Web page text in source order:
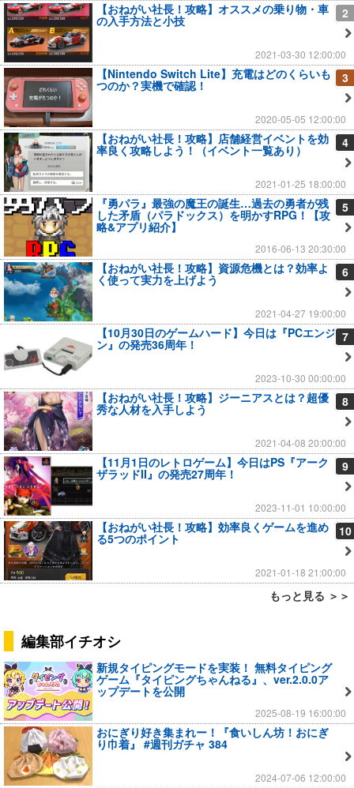
2
【おねがい社長！攻略】オススメの乗り物・車
の入手方法と小技
2021-03-30 12:00:00
3
【Nintendo Switch Lite】充電はどのくらいも
つのか？実機で確認！
2020-05-05 12:00:00
4
【おねがい社長！攻略】店舗経営イベントを効
率良く攻略しよう！（イベント一覧あり）
2021-01-25 18:00:00
5
『勇パラ』最強の魔王の誕生…過去の勇者が残
した矛盾（パラドックス）を明かすRPG！【攻
略&アプリ紹介】
2016-06-13 20:30:00
6
【おねがい社長！攻略】資源危機とは？効率よ
く使って実力を上げよう
2021-04-27 19:00:00
7
【10月30日のゲームハード】今日は『PCエンジ
ン』の発売36周年！
2023-10-30 00:00:00
8
【おねがい社長！攻略】ジーニアスとは？超優
秀な人材を入手しよう
2021-04-08 20:00:00
9
【11月1日のレトロゲーム】今日はPS『アーク
ザラッドII』の発売27周年！
2023-11-01 10:00:00
10
【おねがい社長！攻略】効率良くゲームを進め
る5つのポイント
2021-01-18 21:00:00
もっと見る ＞＞
編集部イチオシ
新規タイピングモードを実装！ 無料タイピング
ゲーム『タイピングちゃんねる』、ver.2.0.0ア
ップデートを公開
2025-08-19 16:00:00
おにぎり好き集まれー！『食いしん坊！おにぎ
り巾着』 #週刊ガチャ 384
2024-07-06 12:00:00